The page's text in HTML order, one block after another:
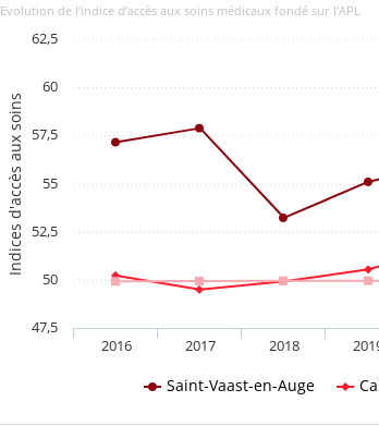
Indices d'accès aux soins
Evolution de l’indice d’accès aux soins médicaux fondé sur l'APL
Saint-Vaast-en-Auge
2016 2017 2018
47,5
50
52,5
55
57,5
60
62,5